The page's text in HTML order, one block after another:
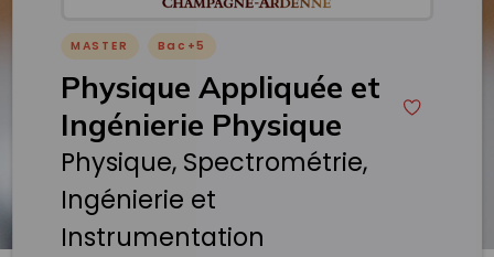
MASTER Bac+5
Physique Appliquée et
Ingénierie Physique
Physique, Spectrométrie,
Ingénierie et
Instrumentation